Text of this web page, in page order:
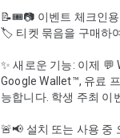
📝🎟️📷 이벤트 체크인
🏷️ 티켓 묶음을 구매하
✨ 새로운 기능: 이제
Google Wallet™, 유료
능합니다. 학생 주최 이
🚨📢 설치 또는 사용 중